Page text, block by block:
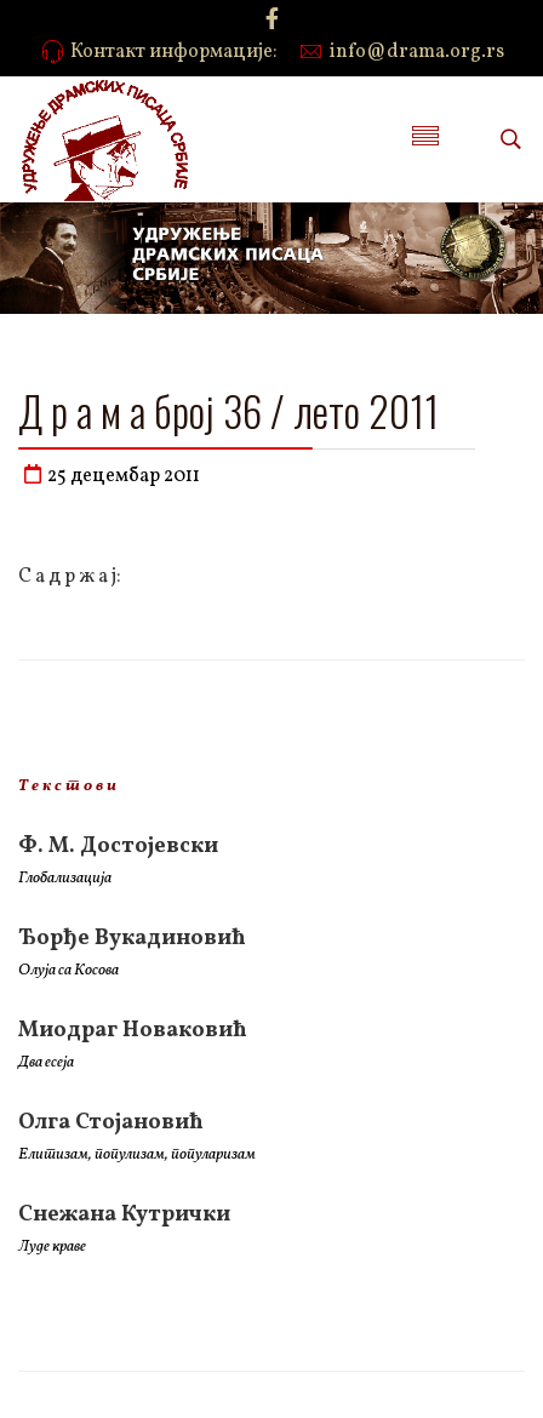
Контакт информације: info@drama.org.rs
Д р а м а број 36 / лето 2011
25 децембар 2011
С а д р ж а ј:
Т е к с т о в и
Ф. М. Достојевски
Глобализација
Ђорђе Вукадиновић
Олуја са Косова
Миодраг Новаковић
Два есеја
Олга Стојановић
Елитизам, популизам, популаризам
Снежана Кутрички
Луде краве